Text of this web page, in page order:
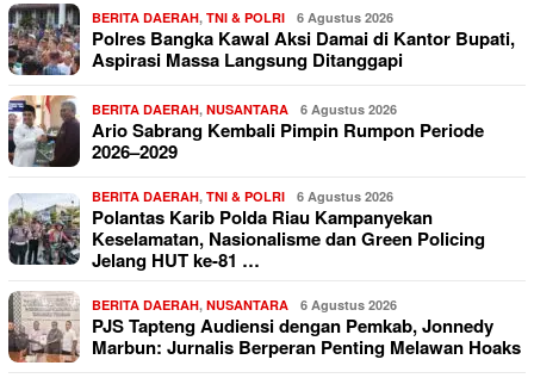
BERITA DAERAH, TNI & POLRI 6 Agustus 2026
Polres Bangka Kawal Aksi Damai di Kantor Bupati,
Aspirasi Massa Langsung Ditanggapi
BERITA DAERAH, NUSANTARA 6 Agustus 2026
Ario Sabrang Kembali Pimpin Rumpon Periode
2026–2029
BERITA DAERAH, TNI & POLRI 6 Agustus 2026
Polantas Karib Polda Riau Kampanyekan
Keselamatan, Nasionalisme dan Green Policing
Jelang HUT ke-81 …
BERITA DAERAH, NUSANTARA 6 Agustus 2026
PJS Tapteng Audiensi dengan Pemkab, Jonnedy
Marbun: Jurnalis Berperan Penting Melawan Hoaks